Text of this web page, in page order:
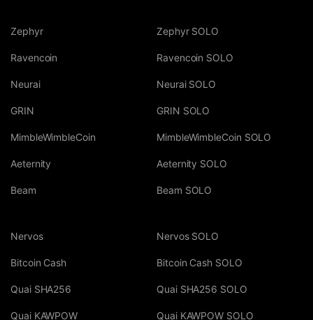
Zephyr
Ravencoin
Neurai
GRIN
MimbleWimbleCoin
Aeternity
Beam
Zephyr SOLO
Ravencoin SOLO
Neurai SOLO
GRIN SOLO
MimbleWimbleCoin SOLO
Aeternity SOLO
Beam SOLO
Nervos
Bitcoin Cash
Quai SHA256
Quai KAWPOW
Nervos SOLO
Bitcoin Cash SOLO
Quai SHA256 SOLO
Quai KAWPOW SOLO